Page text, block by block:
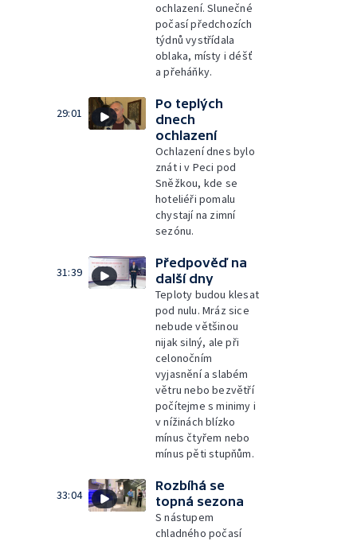
ochlazení. Slunečné
počasí předchozích
týdnů vystřídala
oblaka, místy i déšť
a přeháňky.
29:01
Po teplých
dnech
ochlazení
Ochlazení dnes bylo
znát i v Peci pod
Sněžkou, kde se
hoteliéři pomalu
chystají na zimní
sezónu.
31:39
Předpověď na
další dny
Teploty budou klesat
pod nulu. Mráz sice
nebude většinou
nijak silný, ale při
celonočním
vyjasnění a slabém
větru nebo bezvětří
počítejme s minimy i
v nížinách blízko
mínus čtyřem nebo
mínus pěti stupňům.
33:04
Rozbíhá se
topná sezona
S nástupem
chladného počasí